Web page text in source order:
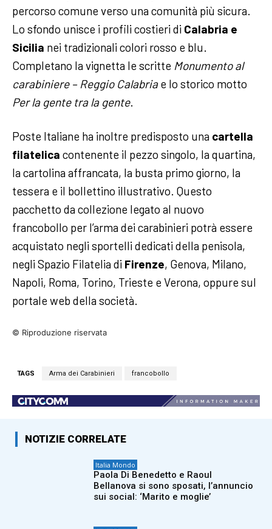
percorso comune verso una comunità più sicura.
Lo sfondo unisce i profili costieri di Calabria e
Sicilia nei tradizionali colori rosso e blu.
Completano la vignetta le scritte Monumento al
carabiniere – Reggio Calabriae lo storico motto
Per la gente tra la gente.
Poste Italiane ha inoltre predisposto una cartella
filatelica contenente il pezzo singolo, la quartina,
la cartolina affrancata, la busta primo giorno, la
tessera e il bollettino illustrativo. Questo
pacchetto da collezione legato al nuovo
francobollo per l’arma dei carabinieri potrà essere
acquistato negli sportelli dedicati della penisola,
negli Spazio Filatelia di Firenze, Genova, Milano,
Napoli, Roma, Torino, Trieste e Verona, oppure sul
portale web della società.
© Riproduzione riservata
TAGS Arma dei Carabinieri francobollo
NOTIZIE CORRELATE
Italia Mondo
Paola Di Benedetto e Raoul
Bellanova si sono sposati, l’annuncio
sui social: ‘Marito e moglie’